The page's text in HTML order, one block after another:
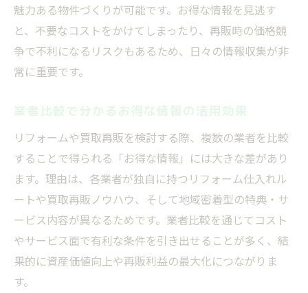
魅力ある物件づくりが可能です。お得な情報を見逃す
と、不要なコストをかけてしまったり、再販時の価格競
争で不利になるリスクもあるため、日々の情報収集が非
常に重要です。
業者比較で分かるお得な情報の活用効果
リフォームや買取再販を検討する際、複数の業者を比較
することで得られる「お得な情報」には大きな差があり
ます。理由は、各業者が独自に持つリフォーム仕入れル
ートや買取再販ノウハウ、そして地域密着型の特典・サ
ービス内容が異なるためです。業者比較を通じてコスト
やサービス面で有利な条件を引き出せることが多く、結
果的に資産価値向上や再販利益の最大化につながりま
す。